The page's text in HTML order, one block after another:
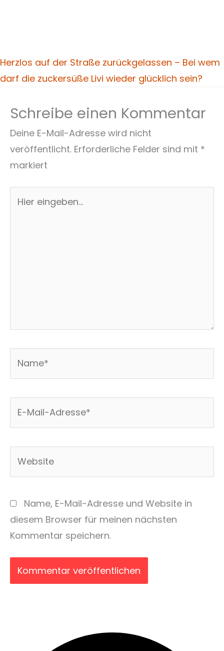
Herzlos auf der Straße zurückgelassen – Bei wem
darf die zuckersüße Livi wieder glücklich sein?
Schreibe einen Kommentar
Deine E-Mail-Adresse wird nicht
veröffentlicht. Erforderliche Felder sind mit *
markiert
eingeben…
Name, E-Mail-Adresse und Website in
diesem Browser für meinen nächsten
Kommentar speichern.